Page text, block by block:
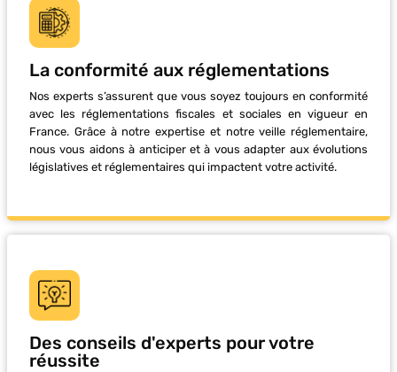
La conformité aux réglementations
Nos experts s’assurent que vous soyez toujours en conformité
avec les réglementations fiscales et sociales en vigueur en
France. Grâce à notre expertise et notre veille réglementaire,
nous vous aidons à anticiper et à vous adapter aux évolutions
législatives et réglementaires qui impactent votre activité.
Des conseils d'experts pour votre
réussite